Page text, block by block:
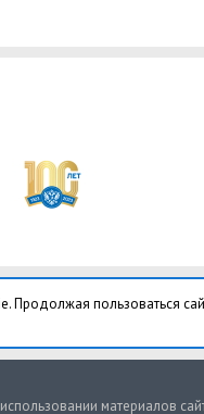
Продолжая пользоваться
материалов